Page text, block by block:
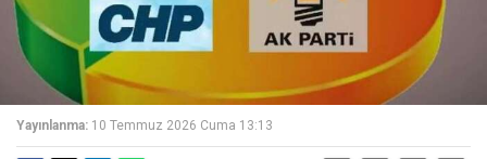
Yayınlanma: 10 Temmuz 2026 Cuma 13:13